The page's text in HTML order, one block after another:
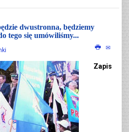
dwustronna, będziemy
tego się umówiliśmy...
Zapis